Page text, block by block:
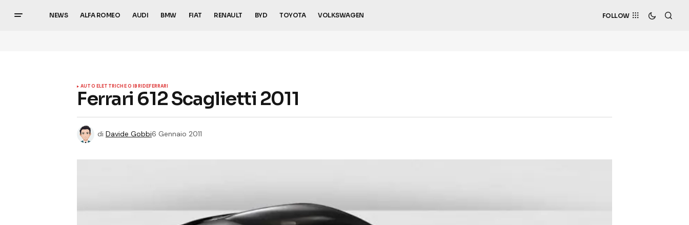
NEWS ALFA ROMEO AUDI BMW FIAT RENAULT BYD TOYOTA VOLKSWAGEN FOLLOW
AUTO ELETTRICHE O IBRIDEFERRARI
Ferrari 612 Scaglietti 2011
di Davide Gobbi6 Gennaio 2011